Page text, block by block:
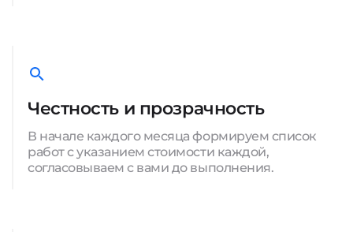
Честность и прозрачность
В начале каждого месяца формируем список
работ с указанием стоимости каждой,
согласовываем с вами до выполнения.